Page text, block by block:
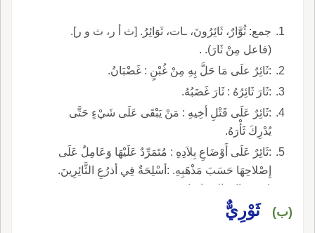
جمع: ثُوَّارٌ، ثَائِرُونَ، ـات، ثَوَائِرُ. [ث أ ر، ث و ر].
(فاعل مِنْ ثَارَ). ‍‍‍‍‍.
:ثَائِرٌ علَى مَا حَلَّ بِهِ مِنْ غُبْنٍ : غَضْبَانُ.
:ثَارَ ثَائِرُهُ : ثَارَ غَضَبُهُ.
:ثَائِرٌ عَلَى قَتْلِ أخِيهِ : مَنْ يَبْقَى عَلَى شَيْءٍ حَتَّى
يُدْرِكَ ثَأْرَهُ.
:ثَائِرٌ عَلَى أَوْضَاعِ بِلاَدِهِ : مُتَمَرِّدٌ عَلَيْهَا وَعَامِلٌ عَلَى
إِصْلاحِهَا حَسَبَ مَذْهَبِهِ. :أسْلِحَةٌ فِي أذرُعِ الثَّائِرِينَ.
(بدر شاكر السياب).
(ب) ثَوْرِيٌّ